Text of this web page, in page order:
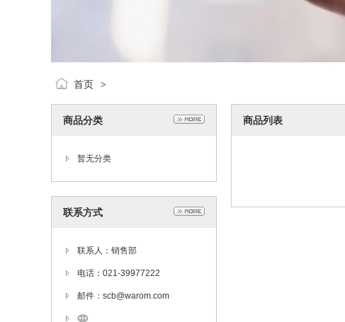
首页 >
商品分类
暂无分类
联系方式
联系人：销售部
电话：021-39977222
邮件：scb@warom.com
商品列表